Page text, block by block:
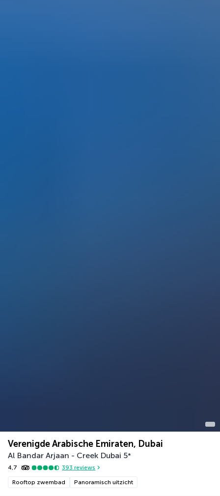
Verenigde Arabische Emiraten, Dubai
Al Bandar Arjaan - Creek Dubai 5*
4,7 393 reviews
Rooftop zwembad Panoramisch uitzicht